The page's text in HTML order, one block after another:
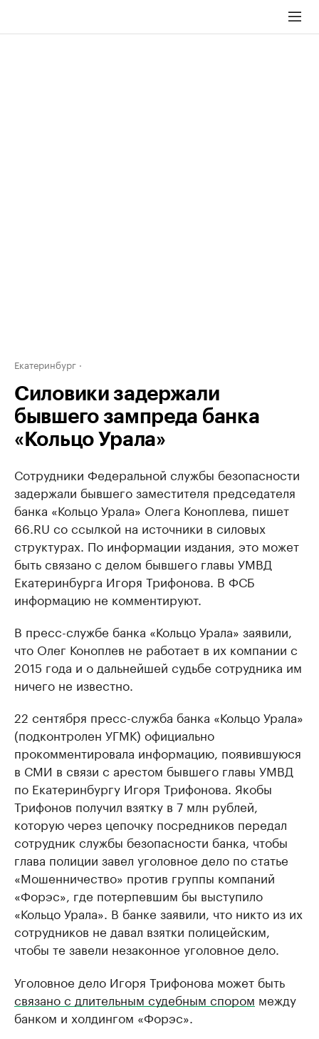
Екатеринбург
Силовики задержали
бывшего зампреда банка
«Кольцо Урала»
Сотрудники Федеральной службы безопасности
задержали бывшего заместителя председателя
банка «Кольцо Урала» Олега Коноплева, пишет
66.RU со ссылкой на источники в силовых
структурах. По информации издания, это может
быть связано с делом бывшего главы УМВД
Екатеринбурга Игоря Трифонова. В ФСБ
информацию не комментируют.
В пресс-службе банка «Кольцо Урала» заявили,
что Олег Коноплев не работает в их компании с
2015 года и о дальнейшей судьбе сотрудника им
ничего не известно.
22 сентября пресс-служба банка «Кольцо Урала»
(подконтролен УГМК) официально
прокомментировала информацию, появившуюся
в СМИ в связи с арестом бывшего главы УМВД
по Екатеринбургу Игоря Трифонова. Якобы
Трифонов получил взятку в 7 млн рублей,
которую через цепочку посредников передал
сотрудник службы безопасности банка, чтобы
глава полиции завел уголовное дело по статье
«Мошенничество» против группы компаний
«Форэс», где потерпевшим бы выступило
«Кольцо Урала». В банке заявили, что никто из их
сотрудников не давал взятки полицейским,
чтобы те завели незаконное уголовное дело.
Уголовное дело Игоря Трифонова может быть
связано с длительным судебным спором между
банком и холдингом «Форэс».